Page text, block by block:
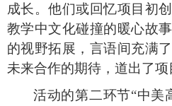
成长。他们或回忆项目初
教学中文化碰撞的暖心故
的视野拓展，言语间充满
未来合作的期待，道出了项
活动的第二环节“中美